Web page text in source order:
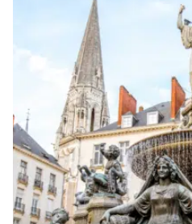
Lire l'article